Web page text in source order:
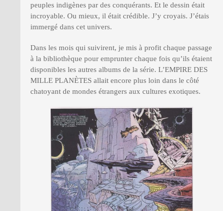
peuples indigènes par des conquérants. Et le dessin était
incroyable. Ou mieux, il était crédible. J’y croyais. J’étais
immergé dans cet univers.
Dans les mois qui suivirent, je mis à profit chaque passage
à la bibliothèque pour emprunter chaque fois qu’ils étaient
disponibles les autres albums de la série. L’EMPIRE DES
MILLE PLANÈTES allait encore plus loin dans le côté
chatoyant de mondes étrangers aux cultures exotiques.